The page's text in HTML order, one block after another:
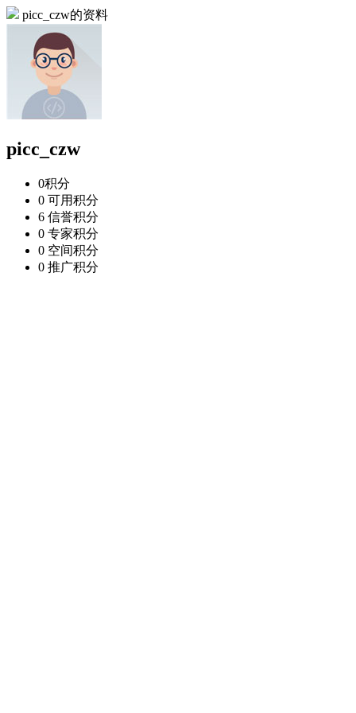
picc_czw的资料
picc_czw
0积分
0 可用积分
6 信誉积分
0 专家积分
0 空间积分
0 推广积分